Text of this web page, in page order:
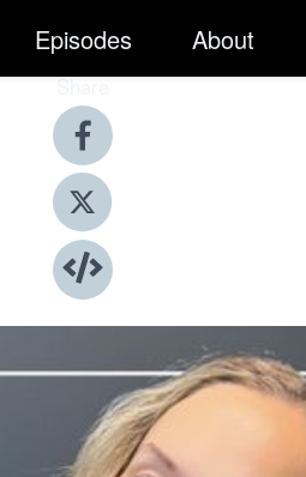
Episodes About
Share